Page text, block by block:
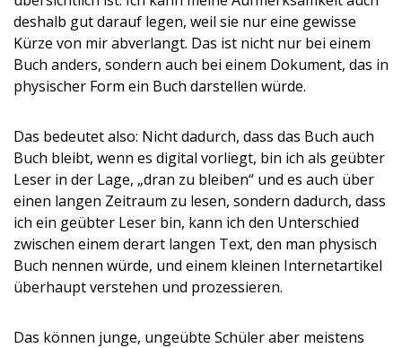
deshalb gut darauf legen, weil sie nur eine gewisse
Kürze von mir abverlangt. Das ist nicht nur bei einem
Buch anders, sondern auch bei einem Dokument, das in
physischer Form ein Buch darstellen würde.
Das bedeutet also: Nicht dadurch, dass das Buch auch
Buch bleibt, wenn es digital vorliegt, bin ich als geübter
Leser in der Lage, „dran zu bleiben“ und es auch über
einen langen Zeitraum zu lesen, sondern dadurch, dass
ich ein geübter Leser bin, kann ich den Unterschied
zwischen einem derart langen Text, den man physisch
Buch nennen würde, und einem kleinen Internetartikel
überhaupt verstehen und prozessieren.
Das können junge, ungeübte Schüler aber meistens